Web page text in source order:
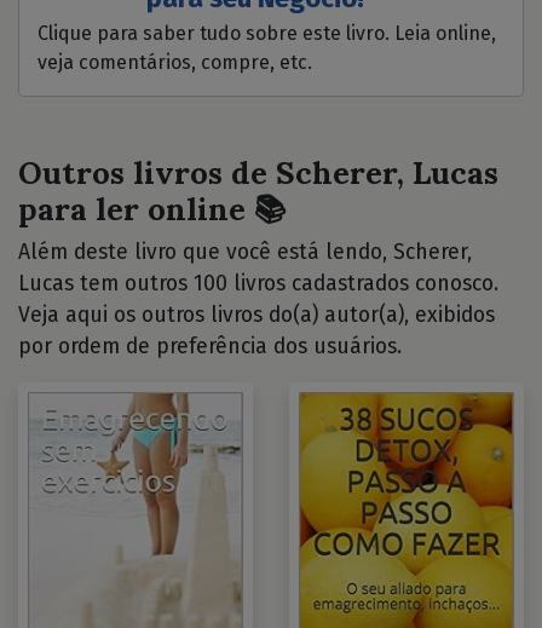
Clique para saber tudo sobre este livro. Leia online,
veja comentários, compre, etc.
Outros livros de Scherer, Lucas
para ler online 📚
Além deste livro que você está lendo, Scherer,
Lucas tem outros 100 livros cadastrados conosco.
Veja aqui os outros livros do(a) autor(a), exibidos
por ordem de preferência dos usuários.